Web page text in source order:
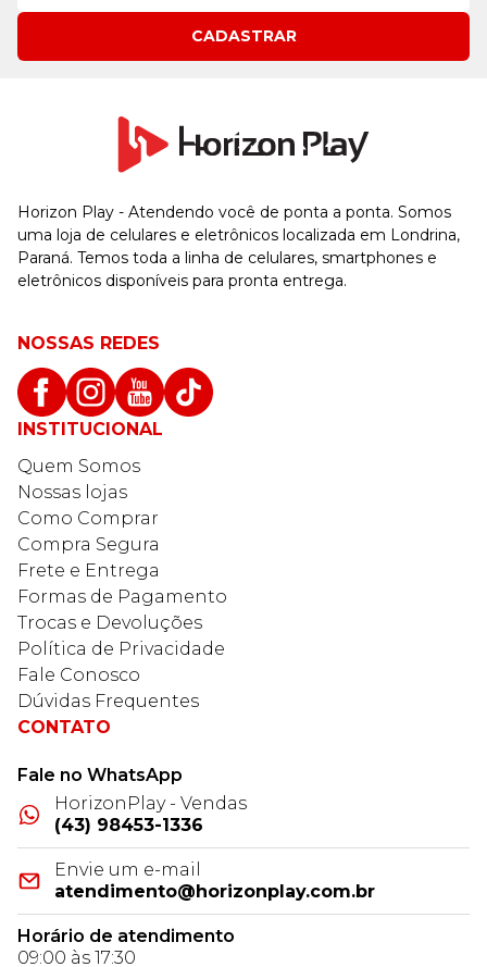
CADASTRAR
Horizon Play - Atendendo você de ponta a ponta. Somos
uma loja de celulares e eletrônicos localizada em Londrina,
Paraná. Temos toda a linha de celulares, smartphones e
eletrônicos disponíveis para pronta entrega.
NOSSAS REDES
INSTITUCIONAL
Quem Somos
Nossas lojas
Como Comprar
Compra Segura
Frete e Entrega
Formas de Pagamento
Trocas e Devoluções
Política de Privacidade
Fale Conosco
Dúvidas Frequentes
CONTATO
Fale no WhatsApp
HorizonPlay - Vendas
(43) 98453-1336
Envie um e-mail
atendimento@horizonplay.com.br
Horário de atendimento
09:00 às 17:30